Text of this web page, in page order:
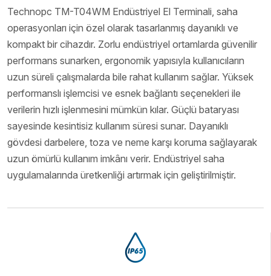
Technopc TM-T04WM Endüstriyel El Terminali, saha
operasyonları için özel olarak tasarlanmış dayanıklı ve
kompakt bir cihazdır. Zorlu endüstriyel ortamlarda güvenilir
performans sunarken, ergonomik yapısıyla kullanıcıların
uzun süreli çalışmalarda bile rahat kullanım sağlar. Yüksek
performanslı işlemcisi ve esnek bağlantı seçenekleri ile
verilerin hızlı işlenmesini mümkün kılar. Güçlü bataryası
sayesinde kesintisiz kullanım süresi sunar. Dayanıklı
gövdesi darbelere, toza ve neme karşı koruma sağlayarak
uzun ömürlü kullanım imkânı verir. Endüstriyel saha
uygulamalarında üretkenliği artırmak için geliştirilmiştir.